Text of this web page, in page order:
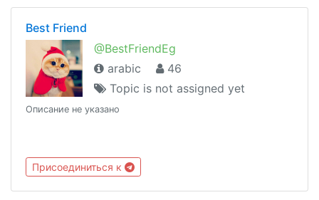
Best Friend
@BestFriendEg
arabic
46
Topic is not assigned yet
Описание не указано
Присоединиться к